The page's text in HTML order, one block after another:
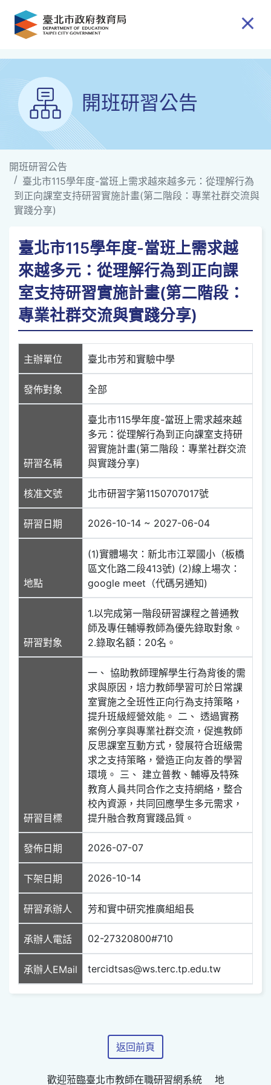
跳到主要內容
開班研習公告
開班研習公告
臺北市115學年度-當班上需求越來越多元：從理解行為
到正向課室支持研習實施計畫(第二階段：專業社群交流與
實踐分享)
臺北市115學年度-當班上需求越
來越多元：從理解行為到正向課
室支持研習實施計畫(第二階段：
專業社群交流與實踐分享)
主辦單位 臺北市芳和實驗中學
發佈對象 全部
研習名稱
臺北市115學年度-當班上需求越來越
多元：從理解行為到正向課室支持研
習實施計畫(第二階段：專業社群交流
與實踐分享)
核准文號 北市研習字第1150707017號
研習日期 2026-10-14 ~ 2027-06-04
地點
(1)實體場次：新北市江翠國小（板橋
區文化路二段413號) (2)線上場次：
google meet（代碼另通知)
研習對象
1.以完成第一階段研習課程之普通教
師及專任輔導教師為優先錄取對象。
2.錄取名額：20名。
研習目標
一、 協助教師理解學生行為背後的需
求與原因，培力教師學習可於日常課
室實施之全班性正向行為支持策略，
提升班級經營效能。 二、 透過實務
案例分享與專業社群交流，促進教師
反思課室互動方式，發展符合班級需
求之支持策略，營造正向友善的學習
環境。 三、 建立普教、輔導及特殊
教育人員共同合作之支持網絡，整合
校內資源，共同回應學生多元需求，
提升融合教育實踐品質。
發佈日期 2026-07-07
下架日期 2026-10-14
研習承辦人 芳和實中研究推廣組組長
承辦人電話 02-27320800#710
承辦人EMail tercidtsas@ws.terc.tp.edu.tw
返回前頁
歡迎蒞臨臺北市教師在職研習網系統 地